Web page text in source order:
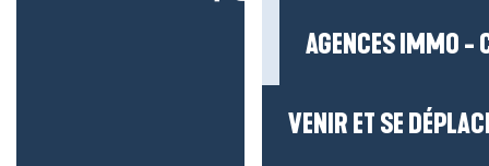
AGENCES IMMO -
VENIR ET SE